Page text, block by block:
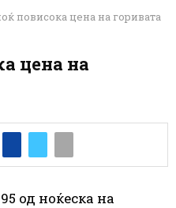
повисока цена на горивата
цена на
од ноќеска на